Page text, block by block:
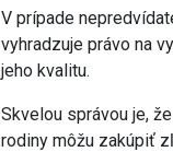
V prípade
vyhradzuje právo na
jeho kvalitu.
Skvelou správou je,
rodiny môžu zakúpiť